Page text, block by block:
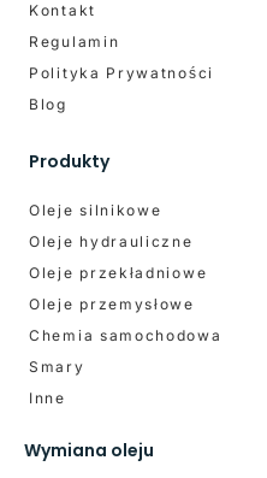
Kontakt
Regulamin
Polityka Prywatności
Blog
Produkty
Oleje silnikowe
Oleje hydrauliczne
Oleje przekładniowe
Oleje przemysłowe
Chemia samochodowa
Smary
Inne
Wymiana oleju